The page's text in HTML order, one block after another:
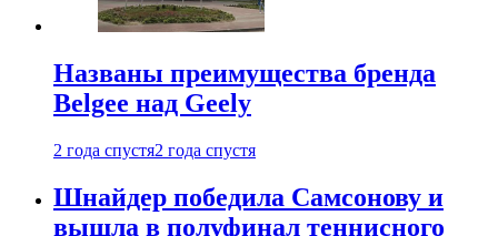
Названы преимущества бренда
Belgee над Geely
2 года спустя2 года спустя
Шнайдер победила Самсонову и
вышла в полуфинал теннисного